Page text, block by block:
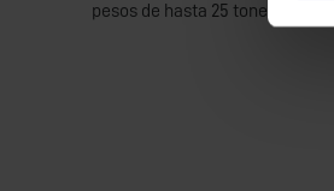
pesos de hasta 25 toneladas.